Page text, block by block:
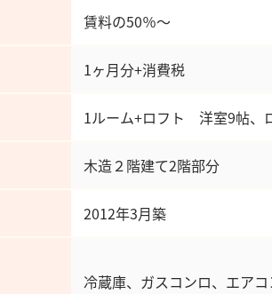
賃料の50％～
1ヶ月分+消費税
1ルーム+ロフト 洋室9帖、
木造２階建て2階部分
2012年3月築
冷蔵庫、ガスコンロ、エア